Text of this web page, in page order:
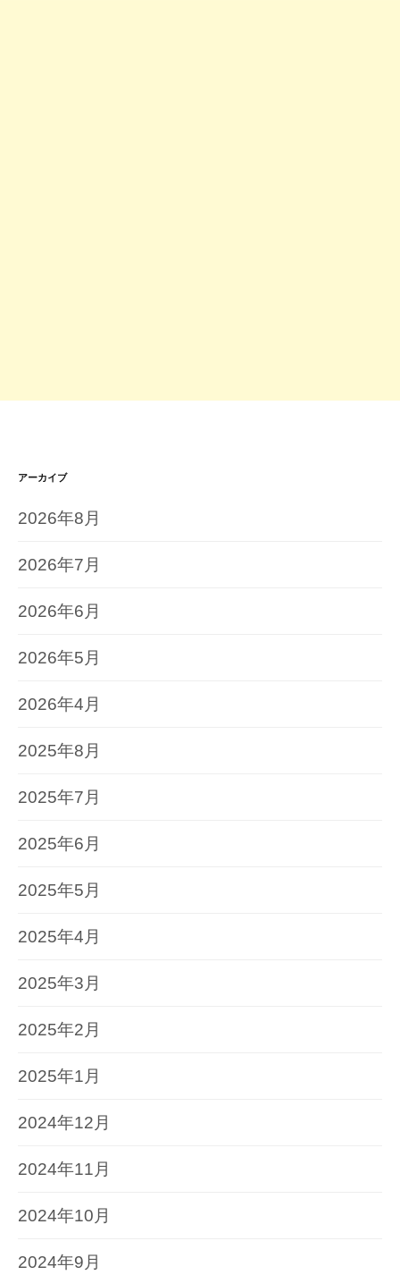
アーカイブ
2026年8月
2026年7月
2026年6月
2026年5月
2026年4月
2025年8月
2025年7月
2025年6月
2025年5月
2025年4月
2025年3月
2025年2月
2025年1月
2024年12月
2024年11月
2024年10月
2024年9月